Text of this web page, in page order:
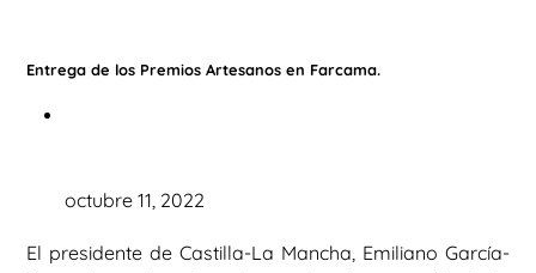
Entrega de los Premios Artesanos en Farcama.
octubre 11, 2022
El presidente de Castilla-La Mancha, Emiliano García-